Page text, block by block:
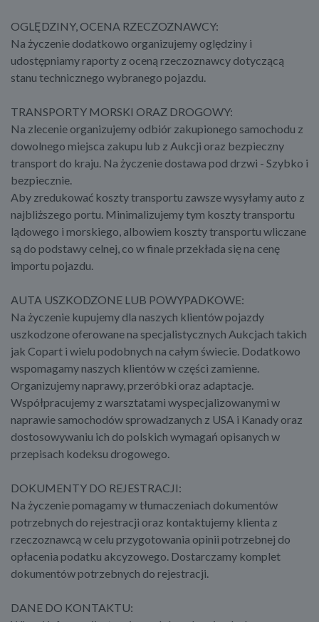
OGLĘDZINY, OCENA RZECZOZNAWCY:
Na życzenie dodatkowo organizujemy oględziny i
udostępniamy raporty z oceną rzeczoznawcy dotyczącą
stanu technicznego wybranego pojazdu.
TRANSPORTY MORSKI ORAZ DROGOWY:
Na zlecenie organizujemy odbiór zakupionego samochodu z
dowolnego miejsca zakupu lub z Aukcji oraz bezpieczny
transport do kraju. Na życzenie dostawa pod drzwi - Szybko i
bezpiecznie.
Aby zredukować koszty transportu zawsze wysyłamy auto z
najbliższego portu. Minimalizujemy tym koszty transportu
lądowego i morskiego, albowiem koszty transportu wliczane
są do podstawy celnej, co w finale przekłada się na cenę
importu pojazdu.
AUTA USZKODZONE LUB POWYPADKOWE:
Na życzenie kupujemy dla naszych klientów pojazdy
uszkodzone oferowane na specjalistycznych Aukcjach takich
jak Copart i wielu podobnych na całym świecie. Dodatkowo
wspomagamy naszych klientów w części zamienne.
Organizujemy naprawy, przeróbki oraz adaptacje.
Współpracujemy z warsztatami wyspecjalizowanymi w
naprawie samochodów sprowadzanych z USA i Kanady oraz
dostosowywaniu ich do polskich wymagań opisanych w
przepisach kodeksu drogowego.
DOKUMENTY DO REJESTRACJI:
Na życzenie pomagamy w tłumaczeniach dokumentów
potrzebnych do rejestracji oraz kontaktujemy klienta z
rzeczoznawcą w celu przygotowania opinii potrzebnej do
opłacenia podatku akcyzowego. Dostarczamy komplet
dokumentów potrzebnych do rejestracji.
DANE DO KONTAKTU: